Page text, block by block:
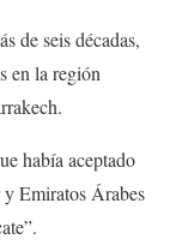
de seis décadas,
en la región
había aceptado
Emiratos Árabes